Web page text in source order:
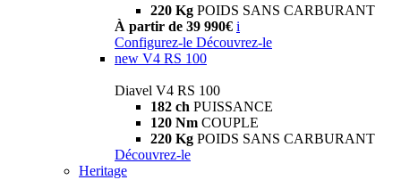
220 Kg POIDS SANS CARBURANT
À partir de 39 990€ i
Configurez-le Découvrez-le
new V4 RS 100
Diavel V4 RS 100
182 ch PUISSANCE
120 Nm COUPLE
220 Kg POIDS SANS CARBURANT
Découvrez-le
Heritage